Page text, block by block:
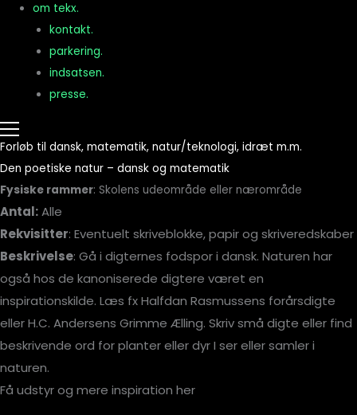
om tekx.
kontakt.
parkering.
indsatsen.
presse.
Forløb til dansk, matematik, natur/teknologi, idræt m.m.
Den poetiske natur – dansk og matematik
Fysiske rammer: Skolens udeområde eller nærområde
Antal:Alle
Rekvisitter: Eventuelt skriveblokke, papir og skriveredskaber
Beskrivelse: Gå i digternes fodspor i dansk. Naturen har
også hos de kanoniserede digtere været en
inspirationskilde. Læs fx Halfdan Rasmussens forårsdigte
eller H.C. Andersens Grimme Ælling. Skriv små digte eller find
beskrivende ord for planter eller dyr I ser eller samler i
naturen.
Få udstyr og mere inspiration her